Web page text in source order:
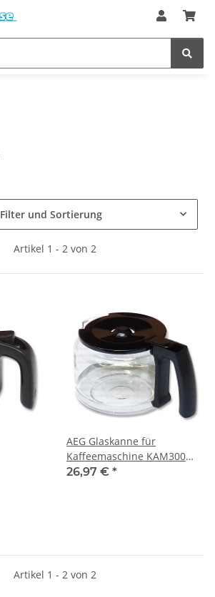
Filter und Sortierung
Artikel 1 - 2 von 2
AEG Glaskanne für
Kaffeemaschine KAM300
Ersatzkanne
26,97 € *
Artikel 1 - 2 von 2